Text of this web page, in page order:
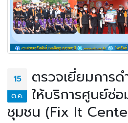
15
ต.ค.
ตรวจเยี่ยมการ
ให้บริการศูนย์ซ่
ชุมชน (Fix It